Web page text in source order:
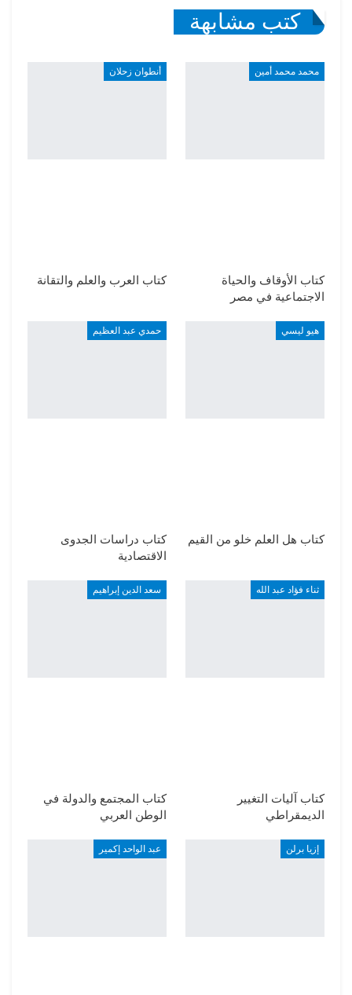
كتب مشابهة
محمد محمد أمين
كتاب الأوقاف والحياة
الاجتماعية في مصر
أنطوان زحلان
كتاب العرب والعلم والتقانة
هيو ليسي
كتاب هل العلم خلو من القيم
حمدي عبد العظيم
كتاب دراسات الجدوى
الاقتصادية
ثناء فؤاد عبد الله
كتاب آليات التغيير
الديمقراطي
سعد الدين إبراهيم
كتاب المجتمع والدولة في
الوطن العربي
إزيا برلن عبد الواحد إكمير